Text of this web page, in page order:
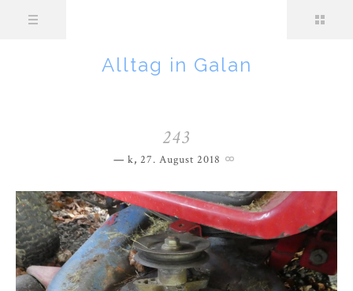
Alltag in Galan
243
k, 27. August 2018